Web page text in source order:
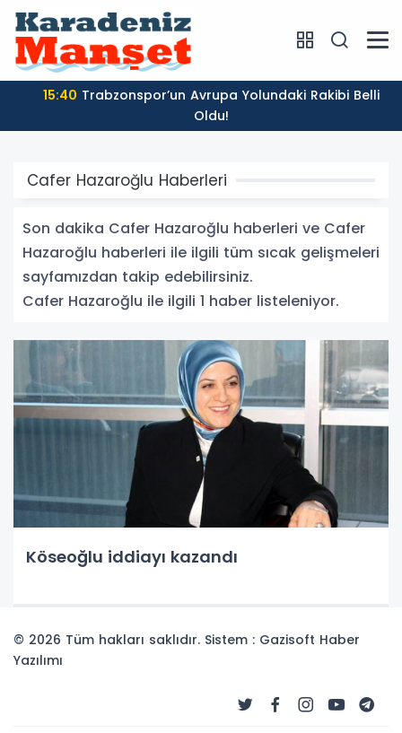
15:40Trabzonspor’un Avrupa Yolundaki Rakibi Belli
Oldu!
Cafer Hazaroğlu Haberleri
Son dakika Cafer Hazaroğlu haberleri ve Cafer
Hazaroğlu haberleri ile ilgili tüm sıcak gelişmeleri
sayfamızdan takip edebilirsiniz.
Cafer Hazaroğlu ile ilgili 1 haber listeleniyor.
Köseoğlu iddiayı kazandı
© 2026 Tüm hakları saklıdır. Sistem : Gazisoft Haber
Yazılımı